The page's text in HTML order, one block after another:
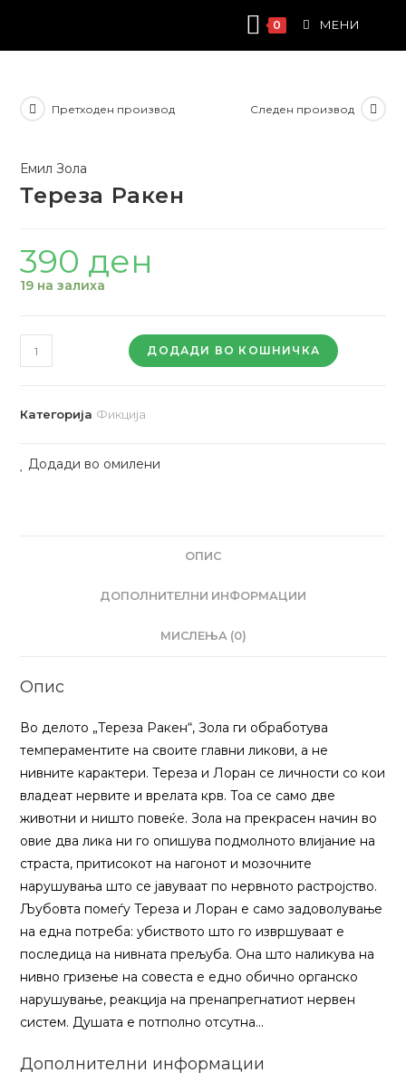
content
0 МЕНИ
Претходен производ Следен производ
Емил Зола
Тереза Ракен
390 ден
19 на залиха
Тереза
Ракен
ДОДАДИ ВО КОШНИЧКА
Категорија Фикција
Додади во омилени
ОПИС
ДОПОЛНИТЕЛНИ ИНФОРМАЦИИ
МИСЛЕЊА (0)
Опис
Во делото „Тереза Ракен“, Зола ги обработува
темпераментите на своите главни ликови, а не
нивните карактери. Тереза и Лоран се личности со кои
владеат нервите и врелата крв. Тоа се само две
животни и ништо повеќе. Зола на прекрасен начин во
овие два лика ни го опишува подмолното влијание на
страста, притисокот на нагонот и мозочните
нарушувања што се јавуваат по нервното растројство.
Љубовта помеѓу Тереза и Лоран е само задоволување
на една потреба: убиството што го извршуваат е
последица на нивната прељуба. Она што наликува на
нивно гризење на совеста е едно обично органско
нарушување, реакција на пренапрегнатиот нервен
систем. Душата е потполно отсутна…
Дополнителни информации